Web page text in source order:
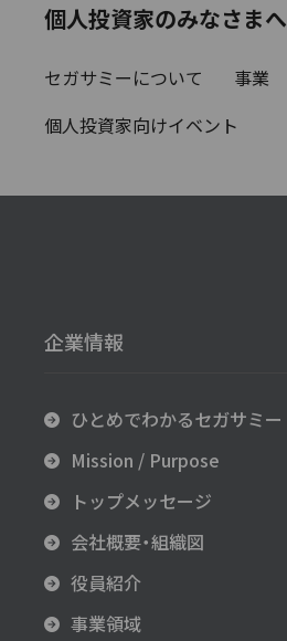
個人投資家のみなさまへ
セガサミーについて 事業
個人投資家向けイベント
企業情報
ひとめでわかるセガサミー
Mission / Purpose
トップメッセージ
会社概要・組織図
役員紹介
事業領域